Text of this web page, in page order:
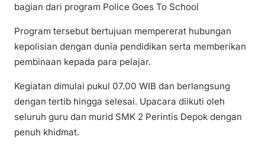
bagian dari program Police Goes To School
Program tersebut bertujuan mempererat hubungan
kepolisian dengan dunia pendidikan serta memberikan
pembinaan kepada para pelajar.
Kegiatan dimulai pukul 07.00 WIB dan berlangsung
dengan tertib hingga selesai. Upacara diikuti oleh
seluruh guru dan murid SMK 2 Perintis Depok dengan
penuh khidmat.